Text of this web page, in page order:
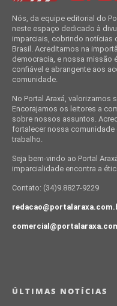
Nós, da equipe editorial do
neste espaço dedicado à
imparciais, cobrindo notícias
Brasil. Acreditamos na
democracia, e nossa missão
confiável e abrangente aos
comunidade.
No Portal Araxá, valorizamos
Encorajamos os leitores a
sobre nossos assuntos.
fortalecer nossa comunidade
trabalho.
Seja bem-vindo ao Portal
imparcialidade encontra a
Contato: (34)9.8827-9229
ÚLTIMAS NOTÍCIAS